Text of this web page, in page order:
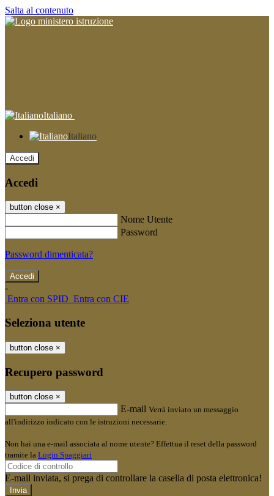
Salta al contenuto
Italiano
Italiano
Accedi
Accedi
button close ×
Nome Utente
Password
Password dimenticata?
-
Entra con SPID Entra con CIE
Seleziona utente
button close ×
Recupero password
button close ×
E-mail Verrà inviato un messaggio
all'indirizzo indicato con le istruzioni necessarie.
Non hai una e-mail associata al nome utente? Effettua il reset della password
tramite la Login Spaggiari
E-mail inviata, si prega di controllare la casella di posta elettronica!